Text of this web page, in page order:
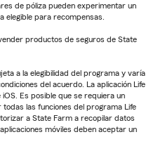
de póliza pueden experimentar un
elegible para recompensas.
productos de seguros de State
a la elegibilidad del programa y varía
del acuerdo. La aplicación Life
Es posible que se requiera un
las funciones del programa Life
a State Farm a recopilar datos
móviles deben aceptar un